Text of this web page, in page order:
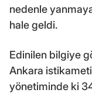
nedenle
hale geldi.
Edinilen bilgiye
Ankara
yönetiminde ki